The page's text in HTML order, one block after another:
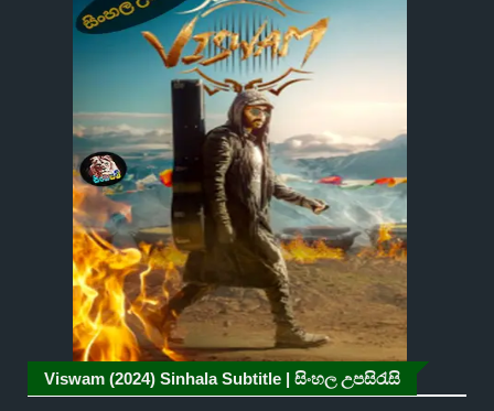
Viswam (2024) Sinhala Subtitle | සිංහල උපසිරැසි